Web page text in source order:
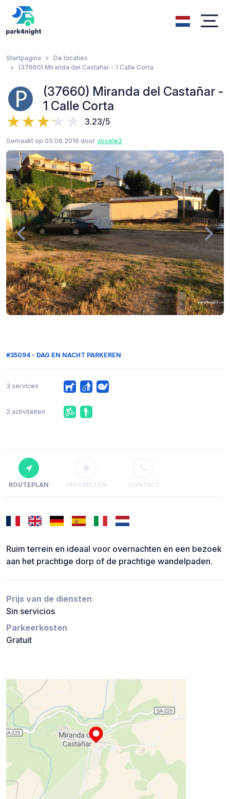
Startpagina
De locaties
(37660) Miranda del Castañar - 1 Calle Corta
(37660) Miranda del Castañar -
1 Calle Corta
3.23/5
Gemaakt op 05.06.2016 door Josele2
#35094 - DAG EN NACHT PARKEREN
3 services
2 activiteiten
ROUTEPLAN FAVORIETEN CONTACT
Ruim terrein en ideaal voor overnachten en een bezoek
aan het prachtige dorp of de prachtige wandelpaden.
Prijs van de diensten
Sin servicios
Parkeerkosten
Gratuit